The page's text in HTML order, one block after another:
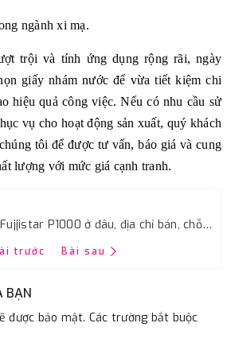
ngành xi mạ.
trội và tính ứng dụng rộng rãi, ngày
giấy nhám nước để vừa tiết kiệm chi
hiệu quả công việc. Nếu có nhu cầu sử
vụ cho hoạt động sản xuất, quý khách
tôi để được tư vấn, báo giá và cung
lượng với mức giá cạnh tranh.
Mua giấy ráp Sankyo Fujjistar P1000 ở đâu, địa chỉ bán, chỗ mua hàng
trước Bài sau
BẠN
được bảo mật. Các trường bắt buộc